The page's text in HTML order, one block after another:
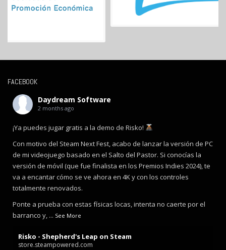
FACEBOOK
Daydream Software
2 months ago
¡Ya puedes jugar gratis a la demo de Risko!
Con motivo del Steam Next Fest, acabo de lanzar la versión de PC
de mi videojuego basado en el Salto del Pastor. Si conocías la
versión de móvil (que fue finalista en los Premios Indies 2024), te
va a encantar cómo se ve ahora en 4K y con los controles
totalmente renovados.
Ponte a prueba con estas físicas locas, intenta no caerte por el
barranco y, ... See More
Risko - Shepherd's Leap on Steam
store.steampowered.com